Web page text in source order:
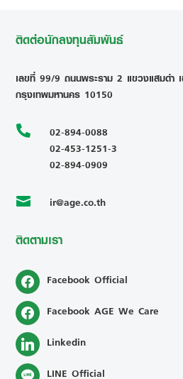
ติดต่อนักลงทุนสัมพันธ์
เลขที่ 99/9 ถนนพระราม 2 แขวงแสมดำ
กรุงเทพมหานคร 10150

02-894-0088
02-453-1251-3
02-894-0909
 ir@age.co.th
ติดตามเรา
Facebook Official
Facebook AGE We Care
Linkedin
LINE Official